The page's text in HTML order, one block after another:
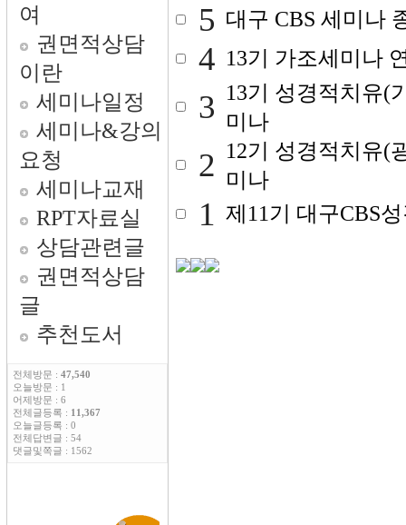
여
권면적상담
이란
세미나일정
세미나&강의
요청
세미나교재
RPT자료실
상담관련글
권면적상담
글
추천도서
전체방문 : 47,540
오늘방문 : 1
어제방문 : 6
전체글등록 : 11,367
오늘글등록 : 0
전체답변글 : 54
댓글및쪽글 : 1562
5 대구 CBS 세미나
4 13기 가조세미나
3 13기 성경적치유(
미나
2 12기 성경적치유(
미나
1 제11기 대구CBS